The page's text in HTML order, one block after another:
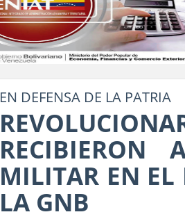
EN DEFENSA DE LA PATRIA
RECIBIERON
MILITAR EN EL
LA GNB